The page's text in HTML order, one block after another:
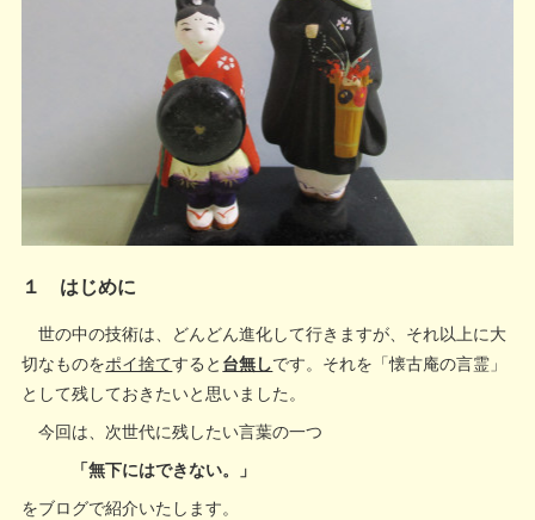
１ はじめに
世の中の技術は、どんどん進化して行きますが、それ以上に大
切なものをポイ捨てすると 台無しです。それを「懐古庵の言霊」
として残しておきたいと思いました。
今回は、次世代に残したい言葉の一つ
「無下にはできない。」
をブログで紹介いたします。